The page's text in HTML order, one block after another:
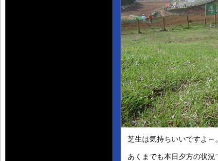
芝生は気持ちいいですよ～
あくまでも本日夕方の状